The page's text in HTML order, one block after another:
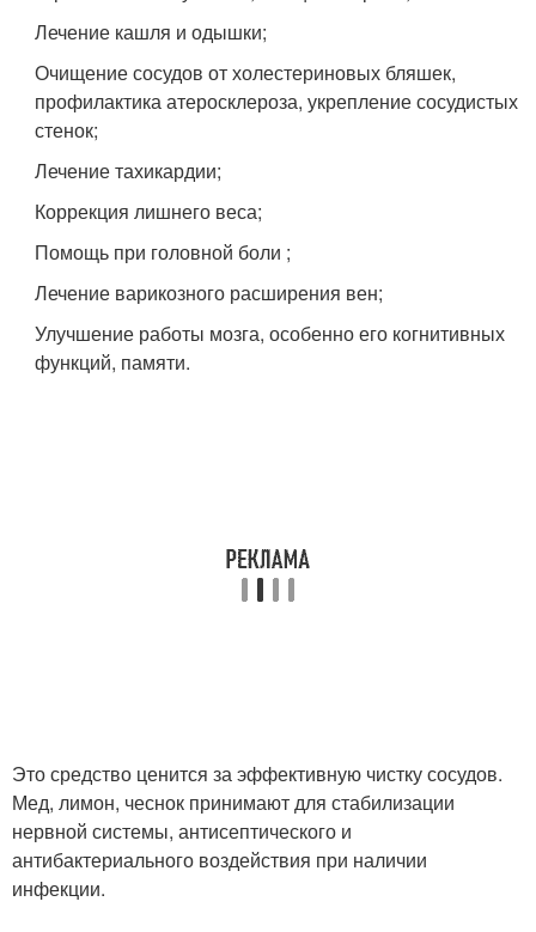
Лечение кашля и одышки;
Очищение сосудов от холестериновых бляшек,
профилактика атеросклероза, укрепление сосудистых
стенок;
Лечение тахикардии;
Коррекция лишнего веса;
Помощь при головной боли ;
Лечение варикозного расширения вен;
Улучшение работы мозга, особенно его когнитивных
функций, памяти.
Это средство ценится за эффективную чистку сосудов.
Мед, лимон, чеснок принимают для стабилизации
нервной системы, антисептического и
антибактериального воздействия при наличии
инфекции.